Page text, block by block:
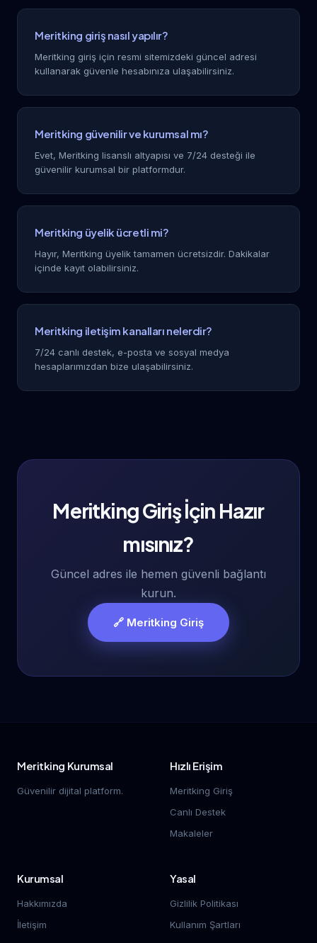
Meritking giriş nasıl yapılır?
Meritking giriş için resmi sitemizdeki güncel adresi
kullanarak güvenle hesabınıza ulaşabilirsiniz.
Meritking güvenilir ve kurumsal mı?
Evet, Meritking lisanslı altyapısı ve 7/24 desteği ile
güvenilir kurumsal bir platformdur.
Meritking üyelik ücretli mi?
Hayır, Meritking üyelik tamamen ücretsizdir. Dakikalar
içinde kayıt olabilirsiniz.
Meritking iletişim kanalları nelerdir?
7/24 canlı destek, e-posta ve sosyal medya
hesaplarımızdan bize ulaşabilirsiniz.
Meritking Giriş İçin Hazır
mısınız?
Güncel adres ile hemen güvenli bağlantı
kurun.
🔗 Meritking Giriş
Meritking Kurumsal
Güvenilir dijital platform.
Hızlı Erişim
Meritking Giriş
Canlı Destek
Makaleler
Kurumsal
Hakkımızda
İletişim
Yasal
Gizlilik Politikası
Kullanım Şartları